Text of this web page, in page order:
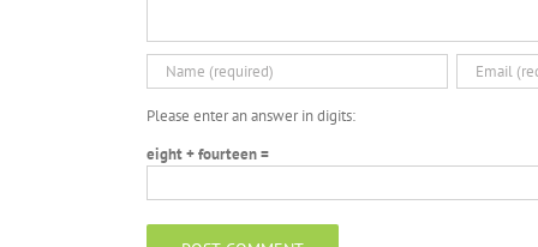
Please enter an answer in digits:
eight + fourteen =